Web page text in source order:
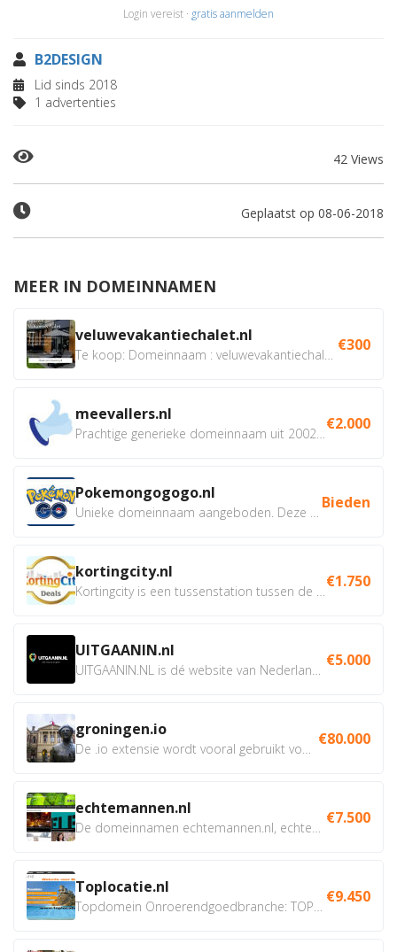
Login vereist · gratis aanmelden
B2DESIGN
Lid sinds 2018
1 advertenties
42 Views
Geplaatst op 08-06-2018
MEER IN DOMEINNAMEN
veluwevakantiechalet.nl €300
meevallers.nl €2.000
Pokemongogogo.nl Bieden
kortingcity.nl €1.750
UITGAANIN.nl €5.000
groningen.io €80.000
echtemannen.nl €7.500
Toplocatie.nl €9.450